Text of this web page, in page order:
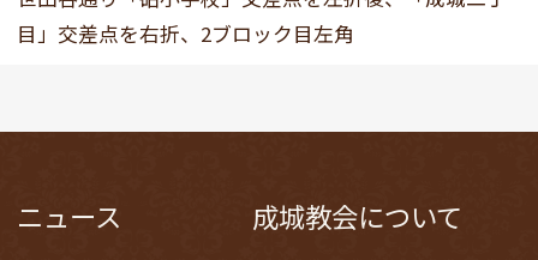
目」交差点を右折、2ブロック目左角
ニュース 成城教会について